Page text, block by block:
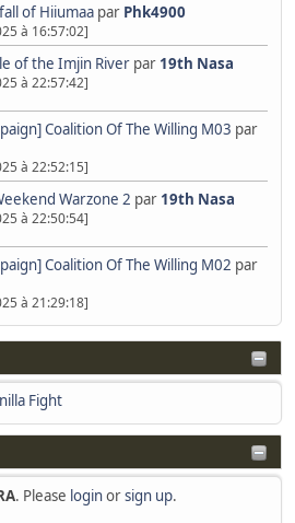
Fight
. Please loginorsign up.
of Hiiumaa par Phk4900
à 16:57:02]
of the Imjin River par 19th Nasa
à 22:57:42]
Coalition Of The Willing M03 par
à 22:52:15]
Warzone 2 par 19th Nasa
à 22:50:54]
Coalition Of The Willing M02 par
à 21:29:18]